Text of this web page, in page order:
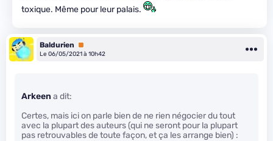
toxique. Même pour leur palais.
Baldurien
Premium
Le 06/05/2021 à 10h42
Arkeen a dit:
Certes, mais ici on parle bien de ne rien négocier du tout
avec la plupart des auteurs (qui ne seront pour la plupart
pas retrouvables de toute façon, et ça les arrange bien) :